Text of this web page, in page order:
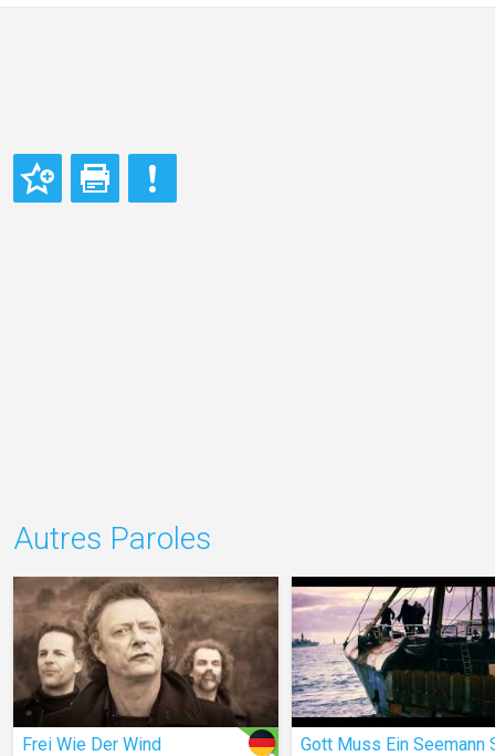
Autres Paroles
Frei Wie Der Wind Gott Muss Ein Seemann